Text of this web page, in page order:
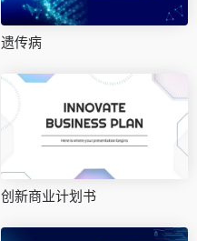
遗传病
创新商业计划书